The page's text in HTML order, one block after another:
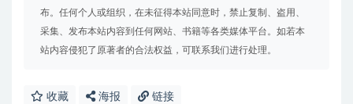
布。任何个人或组织，在未征得本站同意时，禁止复制、盗用、
采集、发布本站内容到任何网站、书籍等各类媒体平台。如若本
站内容侵犯了原著者的合法权益，可联系我们进行处理。
收藏 海报 链接